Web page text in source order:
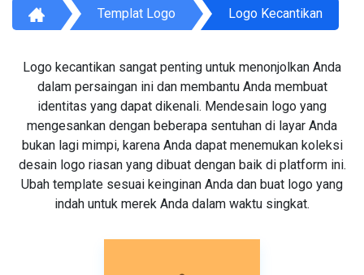
Templat Logo Logo Kecantikan
Logo kecantikan sangat penting untuk menonjolkan Anda
dalam persaingan ini dan membantu Anda membuat
identitas yang dapat dikenali. Mendesain logo yang
mengesankan dengan beberapa sentuhan di layar Anda
bukan lagi mimpi, karena Anda dapat menemukan koleksi
desain logo riasan yang dibuat dengan baik di platform ini.
Ubah template sesuai keinginan Anda dan buat logo yang
indah untuk merek Anda dalam waktu singkat.